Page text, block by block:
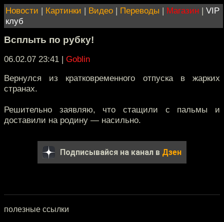
Новости | Картинки | Видео | Переводы | Магазин | VIP
клуб
Всплыть по рубку!
06.02.07 23:41 | Goblin
Вернулся из кратковременного отпуска в жарких
странах.
Решительно заявляю, что стащили с пальмы и
доставили на родину — насильно.
Подписывайся на канал в Дзен
полезные ссылки